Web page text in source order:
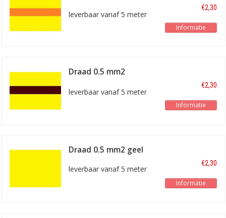
leverbaar vanaf 5 meter
€2,30
Informatie
Draad 0.5 mm2
leverbaar vanaf 5 meter
€2,30
Informatie
Draad 0.5 mm2 geel
leverbaar vanaf 5 meter
€2,30
Informatie